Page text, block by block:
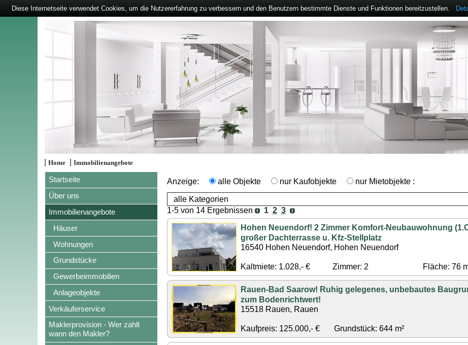
|Home |Immobilienangebote
Startseite
Über uns
Immobilienangebote
Häuser
Wohnungen
Grundstücke
Gewerbeimmobilien
Anlageobjekte
Verkäuferservice
Maklerprovision - Wer zahlt
wann den Makler?
Anzeige: alle Objekte nur Kaufobjekte nur Mietobjekte :
1-5 von 14 Ergebnissen 1 2 3
Hohen Neuendorf! 2 Zimmer Komfort-Neubauwohnung
großer Dachterrasse u. Kfz-Stellplatz
16540 Hohen Neuendorf, Hohen Neuendorf
Kaltmiete: 1.028,- € Zimmer: 2 Fläche: 76
Rauen-Bad Saarow! Ruhig gelegenes, unbebautes
zum Bodenrichtwert!
15518 Rauen, Rauen
Kaufpreis: 125.000,- € Grundstück: 644 m²
Diese Internetseite verwendet Cookies, um die Nutzererfahrung zu verbessern und den Benutzern bestimmte Dienste und Funktionen bereitzustellen.